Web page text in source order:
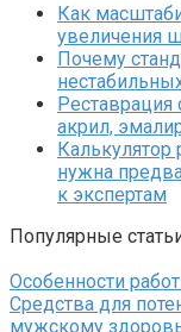
Как
увеличения
Почему
Реставрация
акрил,
Калькулятор
нужна
к экспертам
Популярные
Особенности
Средства для
мужскому